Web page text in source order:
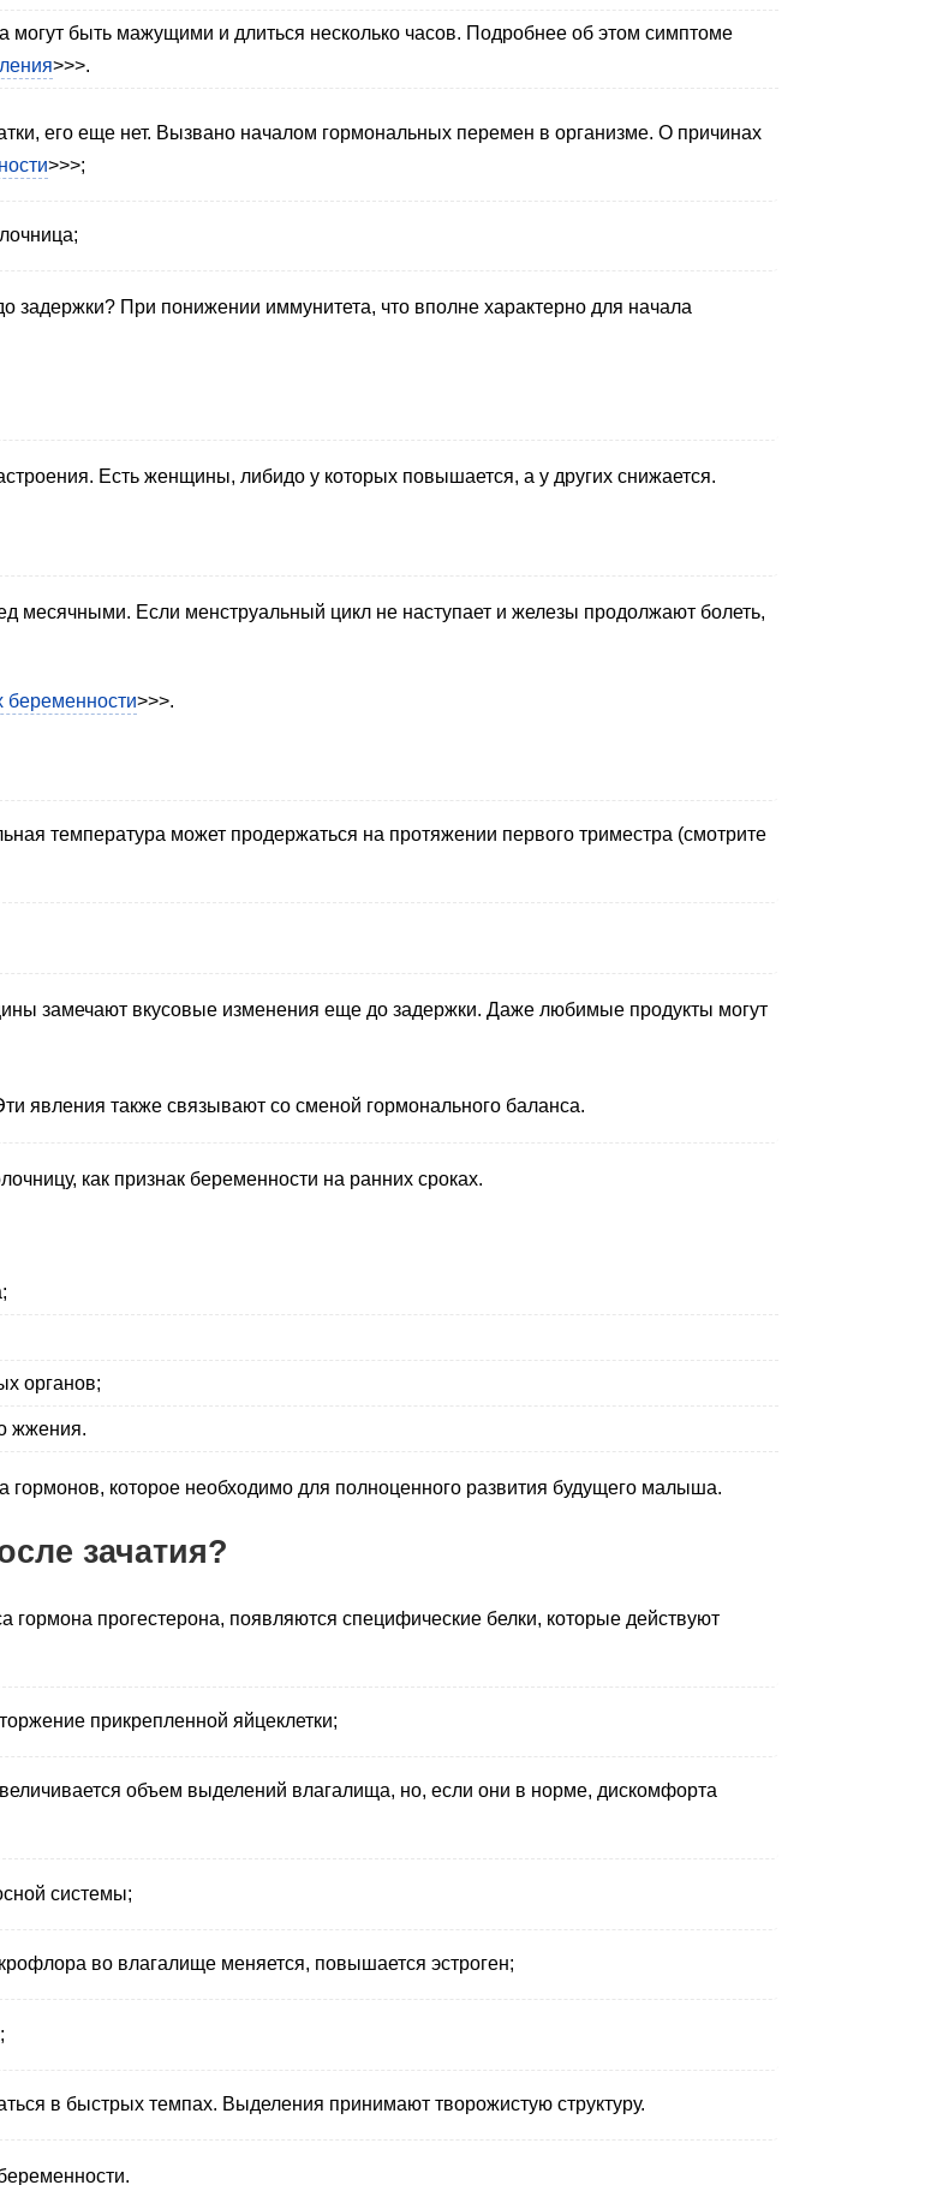
могут быть мажущими и длиться несколько часов. Подробнее об этом симптоме
>>>.
его еще нет. Вызвано началом гормональных перемен в организме. О причинах
>>>;
задержки? При понижении иммунитета, что вполне характерно для начала
Есть женщины, либидо у которых повышается, а у других снижается.
месячными. Если менструальный цикл не наступает и железы продолжают болеть,
беременности>>>.
температура может продержаться на протяжении первого триместра (смотрите
замечают вкусовые изменения еще до задержки. Даже любимые продукты могут
явления также связывают со сменой гормонального баланса.
как признак беременности на ранних сроках.
органов;
жжения.
гормонов, которое необходимо для полноценного развития будущего малыша.
зачатия?
гормона прогестерона, появляются специфические белки, которые действуют
прикрепленной яйцеклетки;
объем выделений влагалища, но, если они в норме, дискомфорта
системы;
во влагалище меняется, повышается эстроген;
в быстрых темпах. Выделения принимают творожистую структуру.